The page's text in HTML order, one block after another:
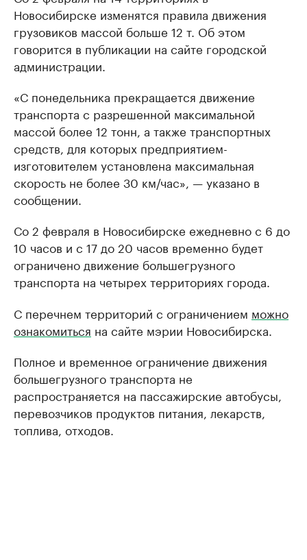
Новосибирске изменятся правила движения
грузовиков массой больше 12 т. Об этом
говорится в публикации на сайте городской
администрации.
«С понедельника прекращается движение
транспорта с разрешенной максимальной
массой более 12 тонн, а также транспортных
средств, для которых предприятием-
изготовителем установлена максимальная
скорость не более 30 км/час», — указано в
сообщении.
Со 2 февраля в Новосибирске ежедневно с 6 до
10 часов и с 17 до 20 часов временно будет
ограничено движение большегрузного
транспорта на четырех территориях города.
С перечнем территорий с ограничением можно
ознакомиться на сайте мэрии Новосибирска.
Полное и временное ограничение движения
большегрузного транспорта не
распространяется на пассажирские автобусы,
перевозчиков продуктов питания, лекарств,
топлива, отходов.